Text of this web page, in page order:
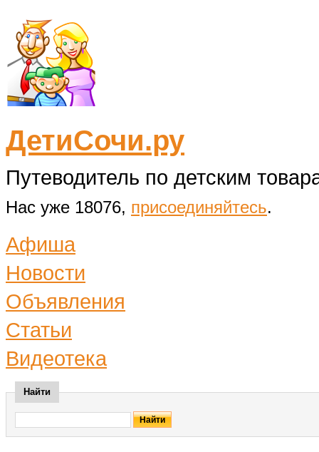
ДетиСочи.ру
Путеводитель по детским
Нас уже 18076, присоединяйтесь.
Афиша
Новости
Объявления
Статьи
Видеотека
Найти